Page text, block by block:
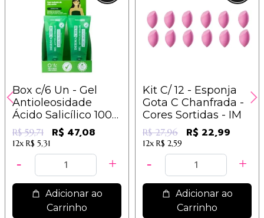
Box c/6 Un - Gel
Antioleosidade
Ácido Salicílico 100g
- Dermachem
R$ 59,71 R$ 47,08
12x R$ 5,31
Adicionar ao
Carrinho
Kit C/ 12 - Esponja
Gota C Chanfrada -
Cores Sortidas - IM
R$ 27,96 R$ 22,99
12x R$ 2,59
Adicionar ao
Carrinho